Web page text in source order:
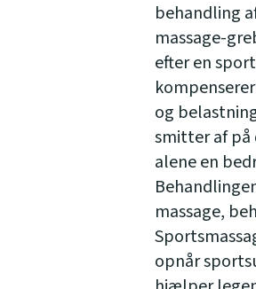
behandling
massage-
efter en
og
smitter af på
alene en
massage,
opnår